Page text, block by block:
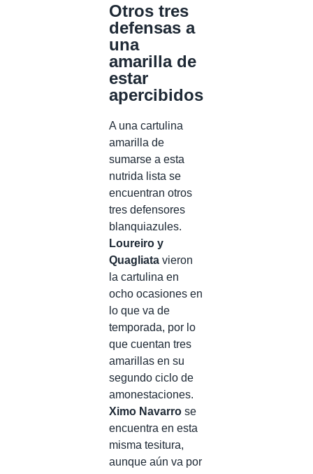
Otros tres
defensas a
una
amarilla de
estar
apercibidos
A una cartulina
amarilla de
sumarse a esta
nutrida lista se
encuentran otros
tres defensores
blanquiazules.
Loureiro y
Quagliata vieron
la cartulina en
ocho ocasiones en
lo que va de
temporada, por lo
que cuentan tres
amarillas en su
segundo ciclo de
amonestaciones.
Ximo Navarro se
encuentra en esta
misma tesitura,
aunque aún va por